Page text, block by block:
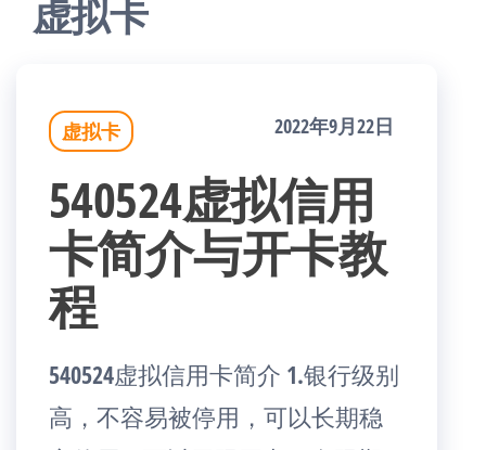
虚拟卡
虚拟卡 2022年9月22日
540524虚拟信用
卡简介与开卡教
程
540524虚拟信用卡简介 1.银行级别
高，不容易被停用，可以长期稳